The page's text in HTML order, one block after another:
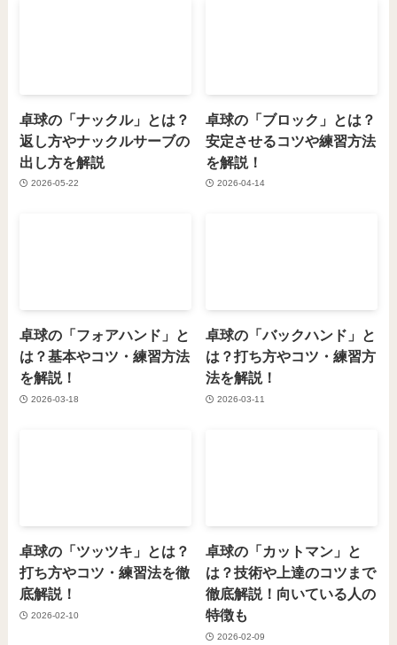
卓球の「ナックル」とは？
返し方やナックルサーブの
出し方を解説
2026-05-22
卓球の「ブロック」とは？
安定させるコツや練習方法
を解説！
2026-04-14
卓球の「フォアハンド」と
は？基本やコツ・練習方法
を解説！
2026-03-18
卓球の「バックハンド」と
は？打ち方やコツ・練習方
法を解説！
2026-03-11
卓球の「ツッツキ」とは？
打ち方やコツ・練習法を徹
底解説！
2026-02-10
卓球の「カットマン」と
は？技術や上達のコツまで
徹底解説！向いている人の
特徴も
2026-02-09